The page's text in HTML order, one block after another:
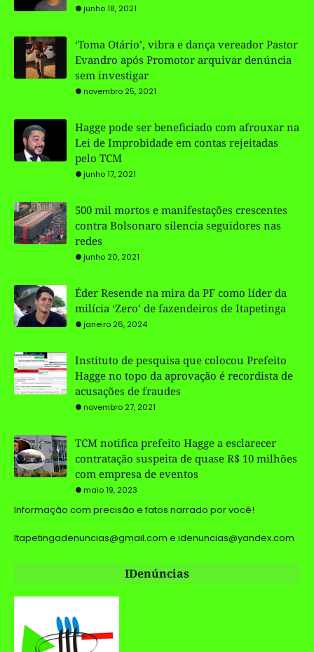
junho 18, 2021
‘Toma Otário’, vibra e dança vereador Pastor
Evandro após Promotor arquivar denúncia
sem investigar
novembro 25, 2021
Hagge pode ser beneficiado com afrouxar na
Lei de Improbidade em contas rejeitadas
pelo TCM
junho 17, 2021
500 mil mortos e manifestações crescentes
contra Bolsonaro silencia seguidores nas
redes
junho 20, 2021
Éder Resende na mira da PF como líder da
milícia ‘Zero’ de fazendeiros de Itapetinga
janeiro 26, 2024
Instituto de pesquisa que colocou Prefeito
Hagge no topo da aprovação é recordista de
acusações de fraudes
novembro 27, 2021
TCM notifica prefeito Hagge a esclarecer
contratação suspeita de quase R$ 10 milhões
com empresa de eventos
maio 19, 2023
Informação com precisão e fatos narrado por você!
Itapetingadenuncias@gmail.com e idenuncias@yandex.com
IDenúncias